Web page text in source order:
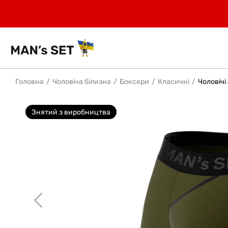
Головна Чоловіча білизна Боксери Класичні
Знятий з виробництва